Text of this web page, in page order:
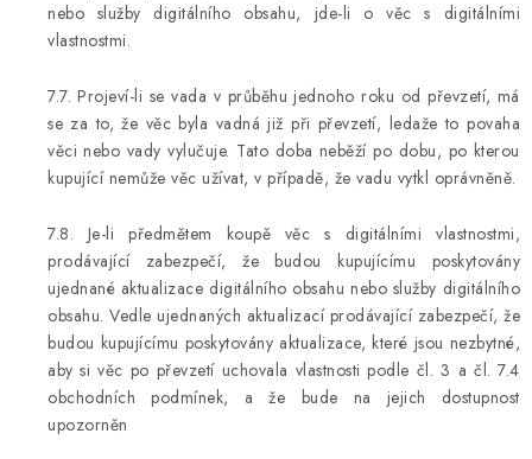
nebo služby digitálního obsahu, jde-li o věc s digitálními
vlastnostmi.
7.7. Projeví-li se vada v průběhu jednoho roku od převzetí, má
se za to, že věc byla vadná již při převzetí, ledaže to povaha
věci nebo vady vylučuje. Tato doba neběží po dobu, po kterou
kupující nemůže věc užívat, v případě, že vadu vytkl oprávněně.
7.8. Je-li předmětem koupě věc s digitálními vlastnostmi,
prodávající zabezpečí, že budou kupujícímu poskytovány
ujednané aktualizace digitálního obsahu nebo služby digitálního
obsahu. Vedle ujednaných aktualizací prodávající zabezpečí, že
budou kupujícímu poskytovány aktualizace, které jsou nezbytné,
aby si věc po převzetí uchovala vlastnosti podle čl. 3 a čl. 7.4
obchodních podmínek, a že bude na jejich dostupnost
upozorněn